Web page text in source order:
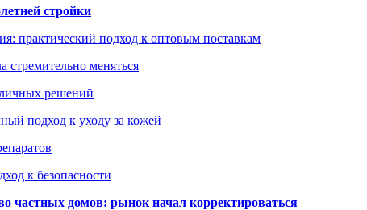
стройки
практический подход к оптовым поставкам
стремительно меняться
личных решений
подход к уходу за кожей
к безопасности
частных домов: рынок начал корректироваться